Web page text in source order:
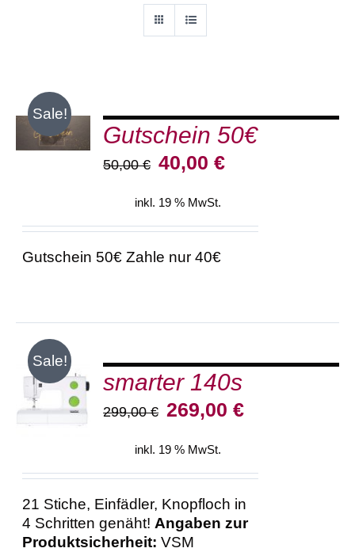
Sale!
IN DEN
WARENKORB
/
Gutschein 50€
50,00€ Ursprünglicher
Preis
war:
40,00€Aktueller
inkl. 19 % MwSt.
Gutschein 50€ Zahle nur 40€
Sale!
IN DEN
WARENKORB
/
DETAILS
smarter 140s
299,00€ Ursprünglicher
war:
269,00€Aktueller
inkl. 19 % MwSt.
21 Stiche, Einfädler, Knopfloch in
4 Schritten genäht!Angaben zur
Produktsicherheit: VSM